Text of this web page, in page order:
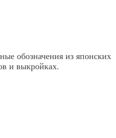
обозначения из японских
и выкройках.